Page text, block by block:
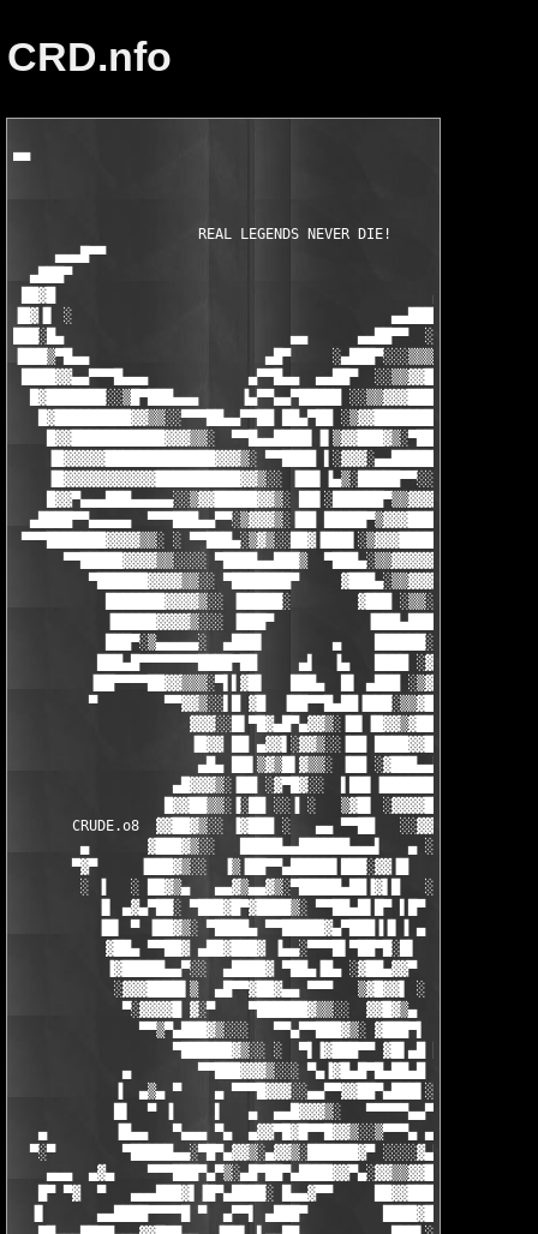
CRD.nfo
▄▄           
                                                                  ▀▀▄        
                                                                     █       
                                                                     ▐█      
                      REAL LEGENDS NEVER DIE!                       ▄███     
     ▄▄▄█▀▀                                                      ▄▄█▀███▌    
  ▄███▀                                                     ▄▄▄██▀██████▌    
 ██▓█                                             ▄▄▄▄▄███▀▀▀▀▄▄███████▓▌    
▐█▓▐▌ ░                                      ▄▄███▀▀▀░░░▄▄▓▓██████████▓▓     
███░█▄                           ▄▄      ▄▄██▀▀  ░░░▒▒▓▓▓▓██████████▓▓▓      
▐███▒▀█▄▄                     ▄█▀     ░▄███▀░░░▒▒▒▓▓▓▓████████████▓▓▒▀       
 ████▓▓▄▄▀▀▀█▄▄▄            ▄▀▀█▄▄  ▄▄██▀  ░░▒▒▓▓███████████████▓▒▒▒         
  █▓███████░░▒█▀███▄▄▄     ▐▄▀▀▄▄▀█████ ░░▒▒▓▓▓████████████████▓▓▓▒▌         
   █▓█████████▓▓▒▒░░▀▀▀██▄▄▀▀██ ██▄▀██ ░▒▓▓███████▓▓▓▓▀▀███▀█▀███▓▓▓         
    █▓▓███████████▓▓▓▒▒░  ▀▀█▄▄████▌▐▌▒▓▓███▓▒░▀██▄██████▀▀▀▀▀▀▀█████▄▄      
    ▐█▓▓▓▓▓█████████████▓▓▓▒░ ▀▀████ ▌░▓▓▓░▄▄█████▀▀░░░▓▓███▓▓▒▒░░░███▀▀▀▀   
    ▐█▓▓▓▓▓▓▓▓▓▓▓██████████▓▓▒░░ ▐██▌▐▄▒░█████▀▀░░▒▒▓▓████████████▀▀         
    █▓▓▀▄▄▄███▄▄▄▄▄░░▒▓▓█████▓▓▒░ ██▌░██████▀▒▒▓▓▓█████████████▀   ▀█▄▄▄▄▄▀  
  ▄████▀▀▄▄▄▄▄  ▀▀▀███▄▄▀▀░▒▓▓▓▒░▐██ █████▀▒▓▓▓███████████████▌ ▄▄▀▀███▀▀    
 ▀▀▀███████▓▓▓▓▒▒░ ░ ▀▀███▄░▒▓▒░░██▓▐███▌░▒▓▓▓████████████████ ▐█  ▐▀        
      ▀▀█████▓▓▓▓▒▒░░░░ ▀████▄▄███▒  ▀███▄░▒▒▓▓▓▓▓████████████  ▀█▄▄         
         ▀██████▓▓▓▓▒▒░░ ▀███████▀     ▓███▄░▒▒▓▓▓▓▓▓▓▓███████▌    ▀▓█▄▄     
           ███████▓▓▓▓▒░░ ▐█████░        ▓███ ░▒▒░▄▄▄▄████▄▄▄█▀▄      ▀███▄  
           ▐█████▓▓▓▓▒░░░ ▐███▀           ▐███▄█████▀▀▀ ▄▄▄▄██████▄▄    ▀██▓ 
           ███▀░▒▄▄▄▄▄░  ▄███▌        ▄    ██████░░▄▓███▓▓▓▓▀▀▀          ▓██▌
          ███▄█▀▀▀▀▀▀▀████▀██     ▄▌  ▐▄   ████ ░▓▓██▓▓▓▀                ▐███
         ▐██▀▀▀▀██▓▓▒▒▒░▀▌▌▓█▌   ███▄  █▌ ▄███ ░▒▓██▓▀                  ▄▓██▓
         ▀        ▀▀▓▓▒░░▌█ ▓█  ▐██▀▀█▄██▐███░▒▒▓███                 ▄▄▓▓███▌
                     ▓▓▓░░█▌▀█▓▄█▀▄▓▓▒░▐█▌▐█▓▓▒▓███▌           ▄▄▓▒▒▓▓▓████▓ 
                     ▐█▓▓ ██ ▄▓▓▌░▓▓▒░░▐██ ████▓▓██       ░▄▒▒▓▓▓▓██████▓▓▓  
                      ▄█▄ ██▌▒▓▒█▌▓▒▒░ ▐██ ░▓███▄▄▀▌    ▄▒▓▓▓███████▓▓▓▓▓▀   
                   ▄█▓▓▓▒░▐██ ░▓▀█▓░░  ▌██▌▐█████████▄▄░▒▓▓██████▓▓▓▓▓▀▀     
                  █▓▓██▒▒░▐░██ ░░▐ ░   ▒▓█▌ ░▓▓▓▓████████▄▀▓███▓▓▓▓▀         
       CRUDE.o8  ▓▓██▓▒░░ ▐▓███ ░   ▄▄ ▀▀██   ░░▓▓▓█████▓███▄▓▓▓▓▀           
        ▄       ▓███▓▒░░   █████▄▄██████▄▄▄▌   ▄ ░▓▓▓█████████▄░▌            
       ▀▓▀     ▐███▓▒░░  ▐▒▐██▀▀▄█████▌███░▓▓▐█   ░▒▓██████████▄ <___Z>  ▄   
        ░ ▐   ░ ██▓▒▄   ▄▄▓▒▄▄▓▒░▀█████▄██▐▓▌█   ░░▒▓▓▓▓███████▓        ▀▓▀  
          ▐▌ ▄▓▄▀██░ ▀███▓█▀▓████▒░ ▀▀██▄█▌█▀ ▌█▀ ░▓▓▒████████▓▓▌  ░   ▌ ░   
          ▐█▌ ▀ ▐██▓▒░ ▀████▄ ▀▀█████▓▄▀███▐▐▌▐ ▄  ▐░▓██████▓███▓ ▄▓▄ ▐▌     
           ▓██▄ ▀▀██▓ ▄██▓███▓ ▐▄▄░▀▀▀█▌▀██▀█░█▌    ░▓█████████▓▒  ▀ ▐█▌     
           ▐▓█████▄▄▀░░  ▄████▓ ▀██▄▐█▄ ░▓██▄▓▓▀     ▓▓████████░▐ ▄▄██▓      
            ░▓▓▓████▌▒  ▄█▀▀▓██▓▄▄ ▀▀▀   ▒▓█▓▓▌ ░     ░▓▓████░ ▄▓▓███▓░      
             ▀░▓▓▓▓█ ▓░▀    ▀██████▓▒▒░░  ▓▓█▓▒▄        ▀▄██▓▒▐████▓▒░       
               ▀▀▒▀▄███▓▒░░░   ▀▀▄▀▀███▓▒░ ▓███▀▌   ▄▄▓██████▓░█▓▓▒▒▀        
                   ▀██████▓▒░░ ░  ▀▌▐▓███▀▀ ▓█▌▄█ █▓▓████████▓▓▄▀▀           
             ▄        ▀▀███▓▓▓▒░░░ ▀▄▐▓█▄█▀█▄██▄█ ▓████████▓▓▓▀  ▄           
            ▐  ▄▒▄ ▀    ▄ ▀▀▀█▓▓▓░░▄▄▀▀▓▓██▀▄███▌░█████▓▓▀▀       ▌          
            █▌  ▀ ▐     ▌   ▄  ▄▄█▓▓▓▒░   ▀▀▀▀▀▄▄▀▀▀▀    ▌▄░▄    ▐█          
   ▄        ▐█▄▄   ▀▄▄▄ ▀▄  ▄▓▓▀█▓█▀▀█▓▓▒░░▒▀▀▀▄ ▄▄▀ ▄▄▄▀  ▀  ▄▄██▌        ▄ 
  ▀░▀        ▀█████▄▄░▀█▀▄▓▓▒░▄▓▓▒░██████▓▀ ░░░░▓▄▀█▀▀▄▄▄▄███████▀        ▀░▀
    ▄▄▄  ▄▓▄    ▀▀▀███▀▄▀▒░▄█▀██▀▄████▓▓▀▄░▓▓▒▒▓▓█▓▄▀█████▀▀▀▀▀    ▄▓▄  ▄▄▄  
   █▀ ▀▓  ▀   ▄▄▄███▓▌▐█▀▄████░ █▄▄▓▀▀     ██▓▓██████▐█▀▓█████▄▄▄   ▀  ▓▀ ▀█▌
  ▐▌      ▄▄████▀▀▀▀█ ▀  ▄▀▀▌ ▄███▀         ████▓███▀▌▓███▀▀▀▀▀▀███▄▄      ▐█
   ▀█▄▄▄██▀▀▄▄▄▓▓█▀▀▄▄  ▐██▌ ▌▄▄█▀           ███▌░▓█▐█▐▀░▄▓▓██▓▓▄▄░▀▀██▄  ▄█ 
      ▀   █████▀▄▄█████▄ █▀  ▐██      ░     ▐▓▀▄▌▒█▄▌█▌▐████████████▓░ ▀▀▀▀  
        ██████░▐▓▓████░▀▀▐    █ ░   ░▄████▄░ ███ ▐▀▀▌▄█▐▒█████████████▓      
       ███████▐███▓▓▀▄▄██▄    ▌▐▓   ▐▓▀   ▀▌ ▐▄▄  ▀█▌ ▀▌░▓██████████████     
      ████▀░██████▓▌███████    █▀▄  ▐▌     ░  █▌  ░▐   ▄ ▀▀▓▓████████████    
     ▐██▒▌██████▒▓█▀▀▀▀▀████   █░ ▀▄ ▀▄ ▄▄░   ▐  ░░▌   █▐▒▓▄▄▀▀█████▓████▌   
     ██▒▀▄███▒░█▀ ▄▀░▀▀▓▄ ▀█▌ ▐█▒░ ▐          ░▒▓▓▀    ▐█▓▓█    ████▀████▌   
     ███████▓░█         ░▓▌ █ ▐█▒   ░        ▓▓█▀      ▐▌▓██     ████▄▐███   
     ██████▓░█▌          ░▐ ▐ ▐█▓░       ░ ░▒█▌         ▌██▓▌    ▐████▄▀█▌   
     ▐████▓░▓▀                ██▓░    ░░▒▌░░▓█          ███▓▌    ███████▄    
      ██▓██▒▌▐▌▐        ▄▀    ███▒░  ▄▓▀▀  ░▒█▌         ▀▐███▄▄▄█▀██████▓    
       ██▓█▀▄▓█ ▀░     ▐▄    ▐███▓▒░▓█      ░▓█▄       ▀▀▄▀██████▒▐█████     
        ▀▄▄▓▓▓▓█▄▄▀▀▄▄  ▀█▄▄▄██████▓█▌  ░▒░  ░▒▓█▄      ▐▐▌▒████░▄█████      
          ▀▀▀███████▄▄▄▄▀ ▀▀▓████████▌▀▓▓█▓░  ░▓▓██▄▄   ▄█ ▀▓███▐██▀▀▀       
               ▄▄▄▀▀▀         ▀▀▓▓████ ▐███▓▒░▄█████████▀   ▄▄▄▄             
            ▄█▀     ▀▓▄           ▀▓██▌ ████████▓▀▀▀    ▄▓▀    ▀▀█▄          
           ▐▓▌ ░▄█▀▓▄ █░           ▐█▀  ▐▓██▓▀         ░█ ▄▓▀█▄░ ▐▓▌         
            █░ ▐    ▐▓▐▌        ▄▄▀▀     ▀██▌          ▐▌▓▌   ▐▌ ░█          
             ▀▓▄█▀ ▄▓▄▀                    ▀▀▄▄         ▀▄▓▄ ▀█▄▄▀           
                ▄██▀▀             C.R.U.D.E               ▀▀██▄              
               ▐██▌░    P.R.O.U.D.L.Y   P.R.E.S.E.N.T.S    ░▐▓█▌             
                ▓██▄     ▄                           ▄     ▄▓██              
                 ▀▀███▄█▀                             ▀█▄███▀▀               
                                                                             
                    Hetman Software Uneraser v2.0 BILINGUAL                  
                                                                             
                  ▄  ▀▄                                 ▄▀  ▄                
                 ▀▓▀  ▓▌  PROTECTION...: Serial        ▐▓  ▀▓▀               
                    ▄█▀   RELEASE TYPE.: Keygen.Only    ▀█▄                  
               ▄▄▀▀▀      RELEASE DATE.: 27/09/2008        ▀▀▀▄▄             
            ▄█▀   ▄       RELEASE SIZE.: 01x2.92MB          ▄   ▀█           
            ▓▌░    ▀▀▄                                   ▄▀▀    ░▐▌          
             ▀▄▄    ░▐▓                                 ▓▌░    ▄▄▀           
                ▀▀  ▄█▀                                 ▀█▄  ▀▀              
               ▄▄▄█▀▀                                     ▀▀█▄▄▄             
            ▄██▀▀                                             ▀▀██▄          
           ▐▓▌  ░                                             ░  ▐▓▌         
            ▀▄ ░░                                             ░░ ▄▀          
               ░▒                                             ▒░             
               ▒▓                                             ▓▒             
               ▓█▐             * RELEASE NOTES *             ▌█▓             
               ▓█▐                                           ▌█▓             
              ▌██▐  Restore your lost data with Hetman       ▌██▐            
              ▌██▐  Uneraser. This software will restore     ▌██▐            
              ▌██▐  deleted data or data lost after HDD      ▌██▐            
              ▌██▐  formatting or virus attacks. You         ▌██▐            
              ▌██▐  will also be able to recover files       ▌██▐            
              ▌██▐  if you purged your Recycle Bin or        ▌██▐            
              ▌██▐  deleted files without placing them       ▌██▐            
              ▌██▐  into the Bin.                            ▌██▐            
              ▌██▐                                           ▌██▐            
              ▌██▐  The program was designed as an           ▌██▐            
              ▌██▐  explorer showing deleted files,          ▌██▐            
              ▌██▐  which makes the process of searching     ▌██▐            
              ▌██▐  and recovering data extremely            ▌██▐            
              ▌██▐  intuitive. The tool allows you to        ▌██▐            
              ▌██▐  search and filter deleted files.         ▌██▐            
              ▌██▐                                           ▌██▐            
              ▌██▐                                           ▌██▐            
              ▌██▐  URL: http://www.hetmanrecovery.com       ▌██▐            
              ▌██▐                                           ▌██▐            
              ▌██▐                                           ▌██▐            
              ▌██▐                                           ▌██▐            
              ▌██▐             * iNSTALL NOTES *             ▌██▐            
              ▌██▐                                           ▌██▐            
              ▌██▐  1.) Unpack and install                   ▌██▐            
              ▌██▐  2.) Use our keygen to register           ▌██▐            
              ▌██▐  3.) Enjoy!                               ▌██▐            
              ▌██▐                                           ▌██▐            
              ▌█▓                                             ▓█▐            
              ▌█▓                                             ▓█▐            
               ▓▒                                             ▒▓             
               ▒░ ▄▄                                       ▄▄ ░▒             
               ░░   ▀▀▄                                 ▄▀▀   ░░             
               ░      ▓▌                               ▐▓      ░             
                    ▄█▀                                 ▀█▄